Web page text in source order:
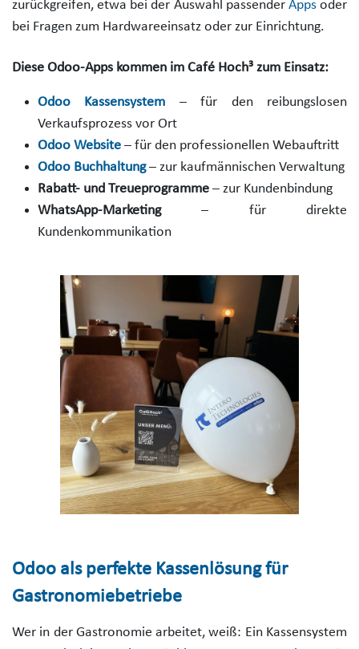
zurückgreifen, etwa bei der Auswahl passender Appsoder
bei Fragen zum Hardwareeinsatz oder zur Einrichtung.
Diese Odoo-Apps kommen im Café Hoch³ zum Einsatz:
Odoo Kassensystem
– für den reibungslosen
Verkaufsprozess vor Ort
Odoo Website – für den professionellen Webauftritt
Odoo Buchhaltung– zur kaufmännischen Verwaltung
Rabatt- und Treueprogramme – zur Kundenbindung
WhatsApp-Marketing– für direkte
Kundenkommunikation
Odoo als perfekte Kassenlösung für
Gastronomiebetriebe
Wer in der Gastronomie arbeitet, weiß: Ein Kassensystem